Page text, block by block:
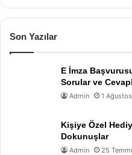
Son Yazılar
E İmza
Sorular ve
Admin 1
Kişiye Özel
Dokunuşlar
Admin 25